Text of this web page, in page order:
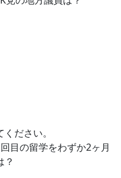
ださい。
目の留学をわずか2ヶ月
？